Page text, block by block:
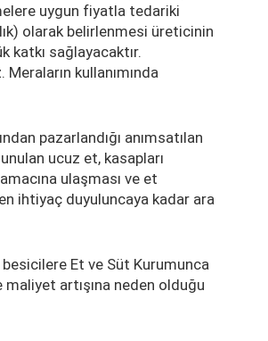
uygun fiyatla tedariki
olarak belirlenmesi üreticinin
sağlayacaktır.
kullanımında
pazarlandığı anımsatılan
ucuz et, kasapları
ulaşması ve et
ihtiyaç duyuluncaya kadar ara
Et ve Süt Kurumunca
artışına neden olduğu